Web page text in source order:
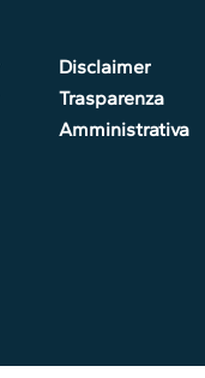
Disclaimer
Trasparenza
Amministrativa